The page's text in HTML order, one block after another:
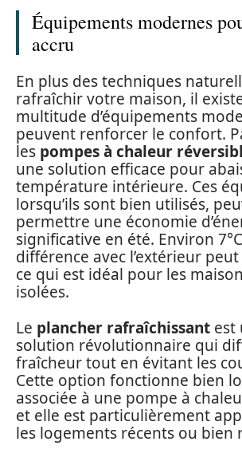
Équipements modernes
accru
En plus des techniques
rafraîchir votre maison, il
multitude d’équipements
peuvent renforcer le confort.
les pompes à chaleur
une solution efficace pour
température intérieure. Ces
lorsqu’ils sont bien utilisés,
permettre une économie
significative en été. Environ
différence avec l’extérieur
ce qui est idéal pour les
isolées.
Le plancher rafraîchissant est
solution révolutionnaire qui
fraîcheur tout en évitant les
Cette option fonctionne bien
associée à une pompe à
et elle est particulièrement
les logements récents ou bien